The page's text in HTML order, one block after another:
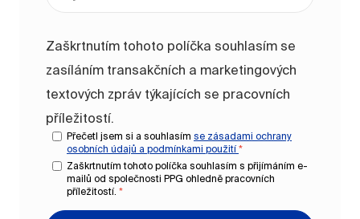
Zaškrtnutím tohoto políčka souhlasím se
zasíláním transakčních a marketingových
textových zpráv týkajících se pracovních
příležitostí.
Přečetl jsem si a souhlasím se zásadami ochrany
osobních údajů a podmínkami použití *
Zaškrtnutím tohoto políčka souhlasím s přijímáním e-
mailů od společnosti PPG ohledně pracovních
příležitostí. *